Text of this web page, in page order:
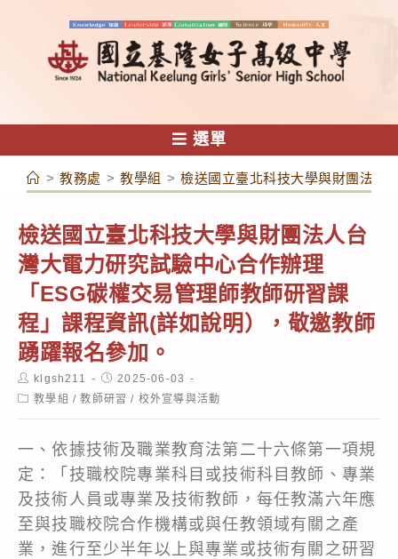
容
選單
> 教務處 > 教學組 > 檢送國立臺北科技大學與財團法人
檢送國立臺北科技大學與財團法人台
灣大電力研究試驗中心合作辦理
「ESG碳權交易管理師教師研習課
程」課程資訊(詳如說明），敬邀教師
踴躍報名參加。
Post
author:
klgsh211
Post
published:
2025-06-03
Post教學組 / 教師研習 / 校外宣導與活動
一、依據技術及職業教育法第二十六條第一項規
定：「技職校院專業科目或技術科目教師、專業
及技術人員或專業及技術教師，每任教滿六年應
至與技職校院合作機構或與任教領域有關之產
業，進行至少半年以上與專業或技術有關之研習